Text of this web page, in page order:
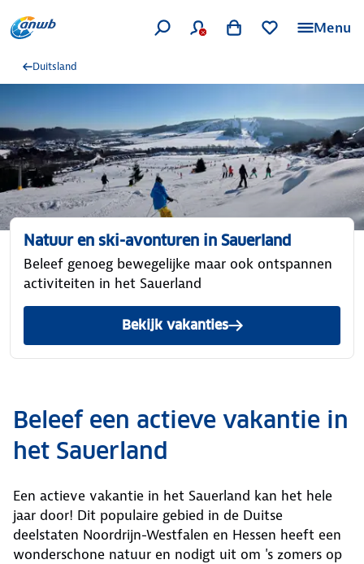
Menu
Duitsland
Natuur en ski-avonturen in Sauerland
Beleef genoeg bewegelijke maar ook ontspannen
activiteiten in het Sauerland
Bekijk vakanties
Beleef een actieve vakantie in
het Sauerland
Een actieve vakantie in het Sauerland kan het hele
jaar door! Dit populaire gebied in de Duitse
deelstaten Noordrijn-Westfalen en Hessen heeft een
wonderschone natuur en nodigt uit om 's zomers op